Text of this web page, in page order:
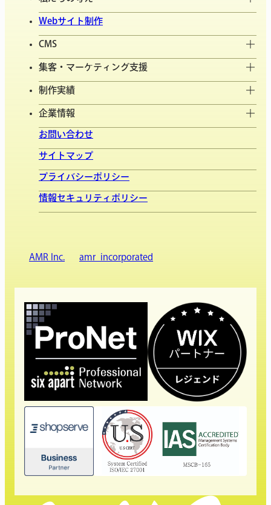
Webサイト制作
CMS
集客・マーケティング支援
制作実績
企業情報
お問い合わせ
サイトマップ
プライバシーポリシー
情報セキュリティポリシー
AMR Inc. amr_incorporated